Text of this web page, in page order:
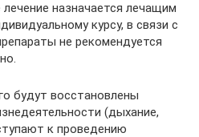
назначается лечащим
курсу, в связи с
не рекомендуется
будут восстановлены
(дыхание,
к проведению